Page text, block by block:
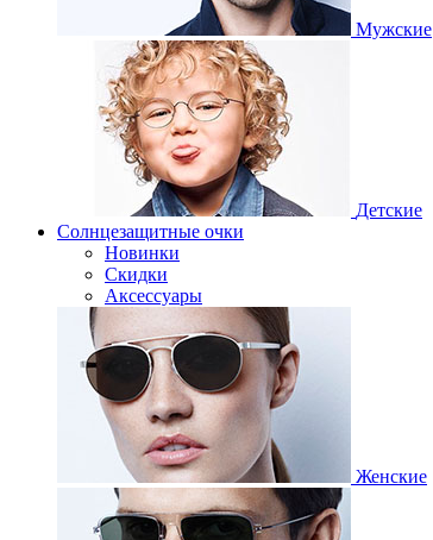
Мужские
Детские
Солнцезащитные очки
Новинки
Скидки
Аксессуары
Женские